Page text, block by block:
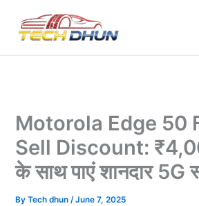
content
Motorola Edge 50
Sell Discount:
के साथ पाएं शानदार 5G
ByTech dhun/June 7, 2025